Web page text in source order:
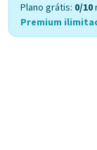
Plano grátis: 0/10
Premium